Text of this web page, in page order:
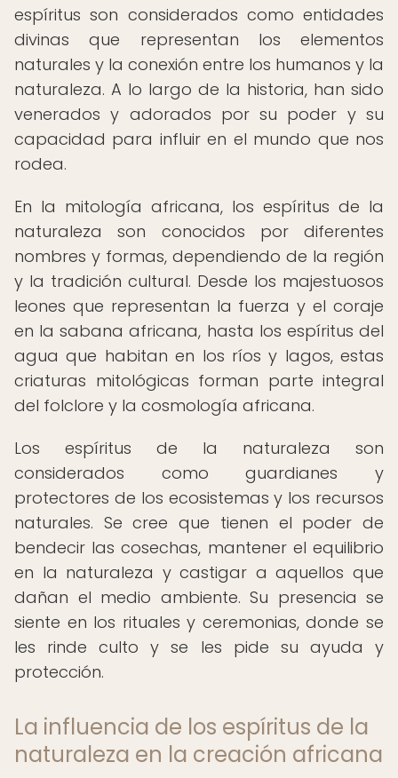
espíritus son considerados como entidades
divinas que representan los elementos
naturales y la conexión entre los humanos y la
naturaleza. A lo largo de la historia, han sido
venerados y adorados por su poder y su
capacidad para influir en el mundo que nos
rodea.
En la mitología africana, los espíritus de la
naturaleza son conocidos por diferentes
nombres y formas, dependiendo de la región
y la tradición cultural. Desde los majestuosos
leones que representan la fuerza y el coraje
en la sabana africana, hasta los espíritus del
agua que habitan en los ríos y lagos, estas
criaturas mitológicas forman parte integral
del folclore y la cosmología africana.
Los espíritus de la naturaleza son
considerados como guardianes y
protectores de los ecosistemas y los recursos
naturales. Se cree que tienen el poder de
bendecir las cosechas, mantener el equilibrio
en la naturaleza y castigar a aquellos que
dañan el medio ambiente. Su presencia se
siente en los rituales y ceremonias, donde se
les rinde culto y se les pide su ayuda y
protección.
La influencia de los espíritus de la
naturaleza en la creación africana